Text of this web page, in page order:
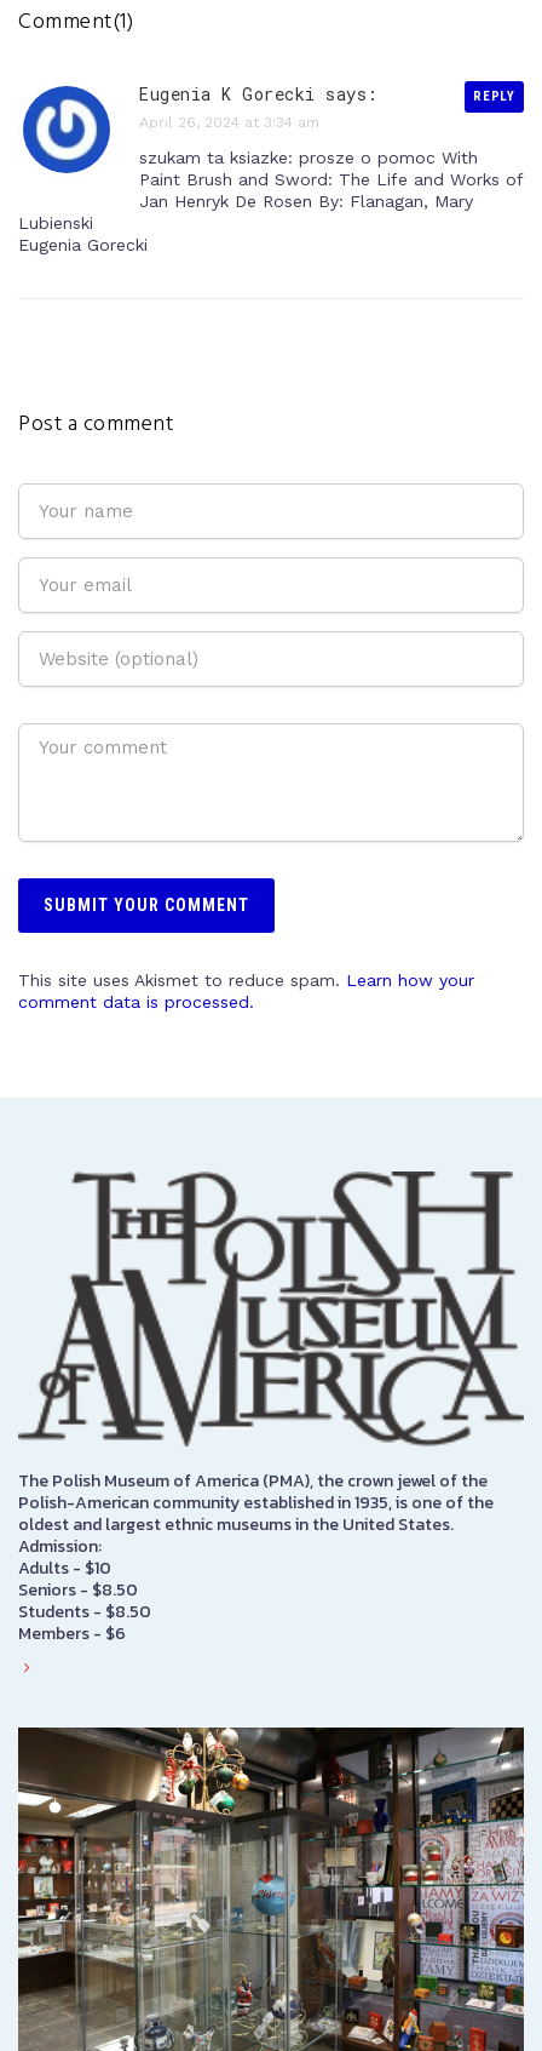
Comment(1)
REPLY
Eugenia K Gorecki says:
April 26, 2024 at 3:34 am
szukam ta ksiazke: prosze o pomoc With
Paint Brush and Sword: The Life and Works of
Jan Henryk De Rosen By: Flanagan, Mary
Lubienski
Eugenia Gorecki
Post a comment
This site uses Akismet to reduce spam. Learn how your
comment data is processed.
The Polish Museum of America (PMA), the crown jewel of the
Polish-American community established in 1935, is one of the
oldest and largest ethnic museums in the United States.
Admission:
Adults - $10
Seniors - $8.50
Students - $8.50
Members - $6